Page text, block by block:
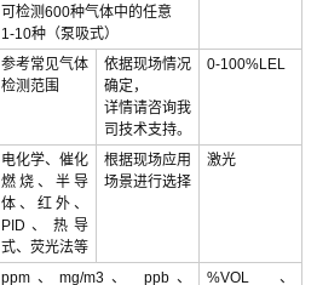
可检测600种气体中的任意
1-10种（泵吸式）
参考常见气体
检测范围
依据现场情况
确定，
详情请咨询我
司技术支持。
0-100%LEL
电化学、催化
燃烧、半导
体、红外、
PID、热导
式、荧光法等
根据现场应用
场景进行选择
激光
ppm、mg/m3、 ppb、 %VOL、